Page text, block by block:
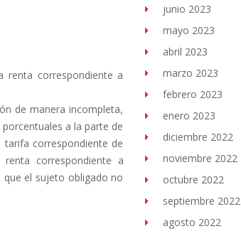
renta correspondiente a
de manera incompleta,
a la parte de
correspondiente de
correspondiente a
el sujeto obligado no
junio 2023
mayo 2023
abril 2023
marzo 2023
febrero 2023
enero 2023
diciembre 2022
noviembre 2022
octubre 2022
septiembre 2022
agosto 2022